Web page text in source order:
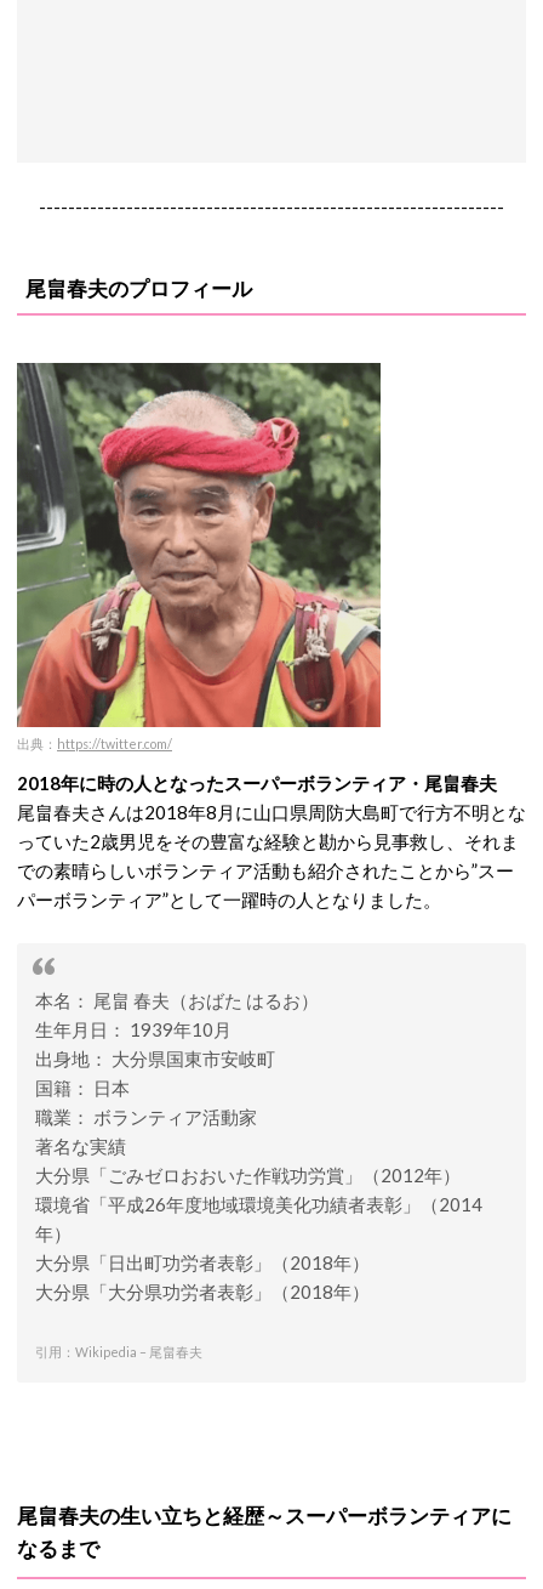
----------------------------------------------------------------
尾畠春夫のプロフィール
出典： https://twitter.com/
2018年に時の人となったスーパーボランティア・尾畠春夫
尾畠春夫さんは2018年8月に山口県周防大島町で行方不明とな
っていた2歳男児をその豊富な経験と勘から見事救し、それま
での素晴らしいボランティア活動も紹介されたことから”スー
パーボランティア”として一躍時の人となりました。
本名： 尾畠 春夫（おばた はるお）
生年月日： 1939年10月
出身地： 大分県国東市安岐町
国籍： 日本
職業： ボランティア活動家
著名な実績
大分県「ごみゼロおおいた作戦功労賞」（2012年）
環境省「平成26年度地域環境美化功績者表彰」（2014
年）
大分県「日出町功労者表彰」（2018年）
大分県「大分県功労者表彰」（2018年）
引用：Wikipedia – 尾畠春夫
尾畠春夫の生い立ちと経歴～スーパーボランティアに
なるまで